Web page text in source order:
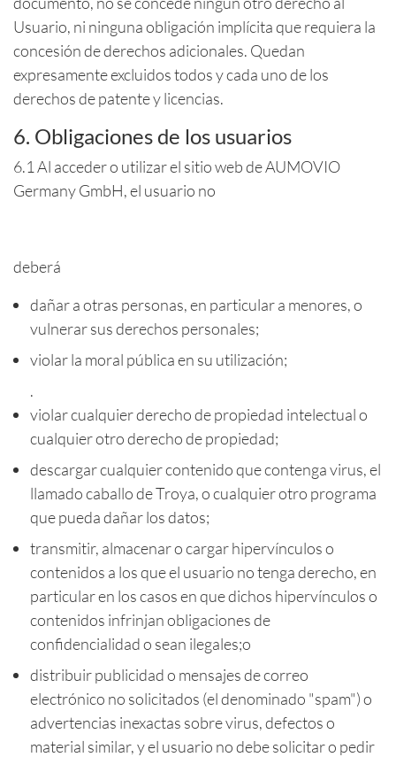
Usuario, ni ninguna obligación implícita que requiera la
concesión de derechos adicionales. Quedan
expresamente excluidos todos y cada uno de los
derechos de patente y licencias.
6. Obligaciones de los usuarios
6.1 Al acceder o utilizar el sitio web de AUMOVIO
Germany GmbH, el usuario no
deberá
dañar a otras personas, en particular a menores, o
vulnerar sus derechos personales;
violar la moral pública en su utilización;
.
violar cualquier derecho de propiedad intelectual o
cualquier otro derecho de propiedad;
descargar cualquier contenido que contenga virus, el
llamado caballo de Troya, o cualquier otro programa
que pueda dañar los datos;
transmitir, almacenar o cargar hipervínculos o
contenidos a los que el usuario no tenga derecho, en
particular en los casos en que dichos hipervínculos o
contenidos infrinjan obligaciones de
confidencialidad o sean ilegales;o
distribuir publicidad o mensajes de correo
electrónico no solicitados (el denominado "spam") o
advertencias inexactas sobre virus, defectos o
material similar, y el usuario no debe solicitar o pedir